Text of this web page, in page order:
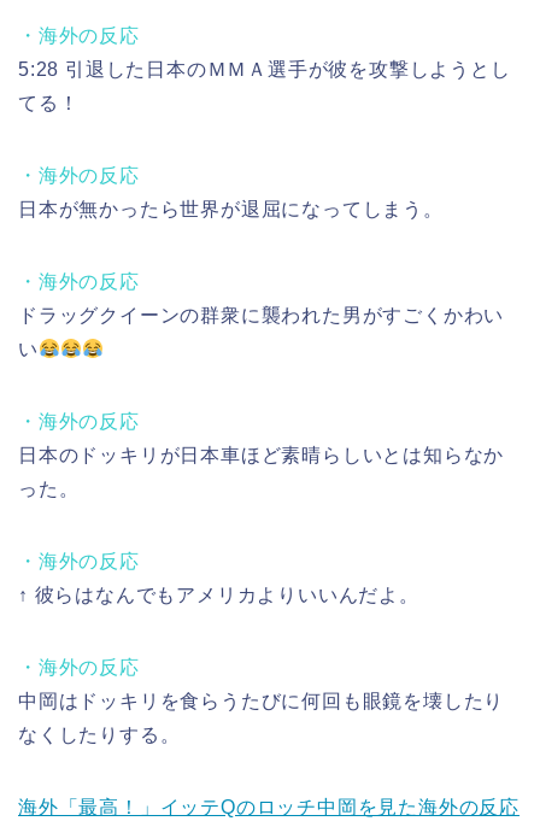
・海外の反応
5:28 引退した日本のＭＭＡ選手が彼を攻撃しようとし
てる！
・海外の反応
日本が無かったら世界が退屈になってしまう。
・海外の反応
ドラッグクイーンの群衆に襲われた男がすごくかわい
い
・海外の反応
日本のドッキリが日本車ほど素晴らしいとは知らなか
った。
・海外の反応
↑ 彼らはなんでもアメリカよりいいんだよ。
・海外の反応
中岡はドッキリを食らうたびに何回も眼鏡を壊したり
なくしたりする。
海外「最高！」イッテQのロッチ中岡を見た海外の反応